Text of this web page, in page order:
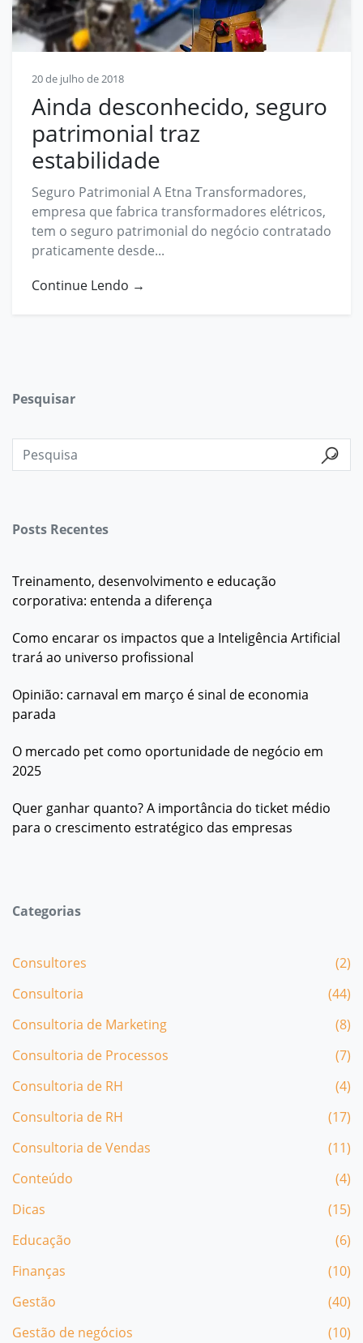
20 de julho de 2018
Ainda desconhecido, seguro
patrimonial traz
estabilidade
Seguro Patrimonial A Etna Transformadores,
empresa que fabrica transformadores elétricos,
tem o seguro patrimonial do negócio contratado
praticamente desde...
Continue Lendo →
Pesquisar
Posts Recentes
Treinamento, desenvolvimento e educação
corporativa: entenda a diferença
Como encarar os impactos que a Inteligência Artificial
trará ao universo profissional
Opinião: carnaval em março é sinal de economia
parada
O mercado pet como oportunidade de negócio em
2025
Quer ganhar quanto? A importância do ticket médio
para o crescimento estratégico das empresas
Categorias
Consultores
(2)
Consultoria
(44)
Consultoria de Marketing
(8)
Consultoria de Processos
(7)
Consultoria de RH
(4)
Consultoria de RH
(17)
Consultoria de Vendas
(11)
Conteúdo
(4)
Dicas
(15)
Educação
(6)
Finanças
(10)
Gestão
(40)
Gestão de negócios
(10)